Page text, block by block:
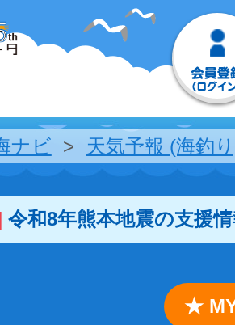
ナビ 天気予報 (海釣
令和8年熊本地震の支援
★